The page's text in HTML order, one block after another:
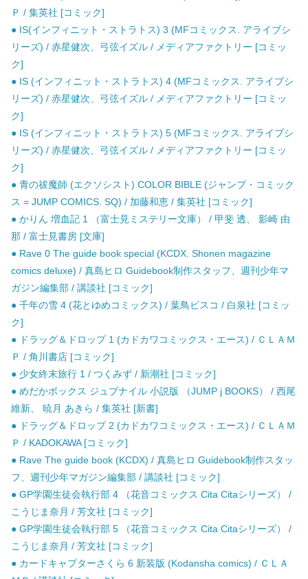
Ｐ / 集英社 [コミック]
● IS(インフィニット・ストラトス) 3 (MFコミックス. アライブシ
リーズ) / 赤星健次、弓弦イズル / メディアファクトリー [コミッ
ク]
● IS (インフィニット・ストラトス) 4 (MFコミックス. アライブシ
リーズ) / 赤星健次、弓弦イズル / メディアファクトリー [コミッ
ク]
● IS (インフィニット・ストラトス) 5 (MFコミックス. アライブシ
リーズ) / 赤星健次、弓弦イズル / メディアファクトリー [コミッ
ク]
● 青の祓魔師 (エクソシスト) COLOR BIBLE (ジャンプ・コミック
ス = JUMP COMICS. SQ) / 加藤和恵 / 集英社 [コミック]
● かりん 増血記 1 （富士見ミステリー文庫） / 甲斐 透、 影崎 由
那 / 富士見書房 [文庫]
● Rave 0 The guide book special (KCDX. Shonen magazine
comics deluxe) / 真島ヒロ Guidebook制作スタッフ、週刊少年マ
ガジン編集部 / 講談社 [コミック]
● 千年の雪 4 (花とゆめコミックス) / 葉鳥ビスコ / 白泉社 [コミッ
ク]
● ドラッグ＆ドロップ 1 (カドカワコミックス・エース) / ＣＬＡＭ
Ｐ / 角川書店 [コミック]
● 少女終末旅行 1 / つくみず / 新潮社 [コミック]
● めだかボックス ジュブナイル 小説版 （JUMP j BOOKS） / 西尾
維新、 暁月 あきら / 集英社 [新書]
● ドラッグ＆ドロップ 2 (カドカワコミックス・エース) / ＣＬＡＭ
Ｐ / KADOKAWA [コミック]
● Rave The guide book (KCDX) / 真島ヒロ Guidebook制作スタッ
フ、週刊少年マガジン編集部 / 講談社 [コミック]
● GP学園生徒会執行部 4 （花音コミックス Cita Citaシリーズ） /
こうじま奈月 / 芳文社 [コミック]
● GP学園生徒会執行部 5 （花音コミックス Cita Citaシリーズ） /
こうじま奈月 / 芳文社 [コミック]
● カードキャプターさくら 6 新装版 (Kodansha comics) / ＣＬＡ